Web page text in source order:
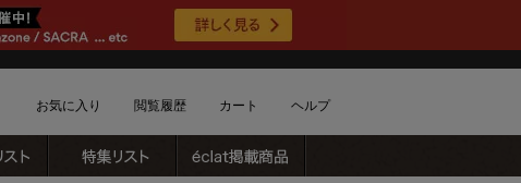
お気に入り 閲覧履歴 カート ヘルプ